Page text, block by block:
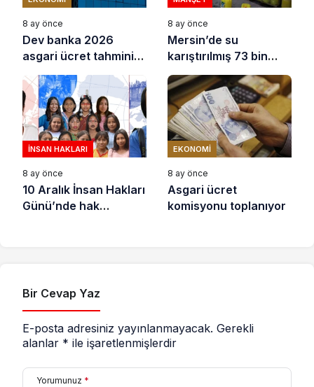
8 ay önce
Dev banka 2026
asgari ücret tahminini
açıkladı
8 ay önce
Mersin’de su
karıştırılmış 73 bin
litre sıvı yağ ele
geçirildi
İNSAN HAKLARI
8 ay önce
10 Aralık İnsan Hakları
Günü’nde hak
EKONOMI
8 ay önce
Asgari ücret
komisyonu toplanıyor
Bir Cevap Yaz
E-posta adresiniz yayınlanmayacak. Gerekli
alanlar * ile işaretlenmişlerdir
Yorumunuz *